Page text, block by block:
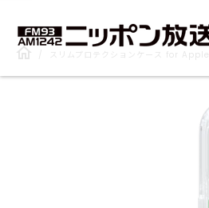
スリムプロテクションケース for